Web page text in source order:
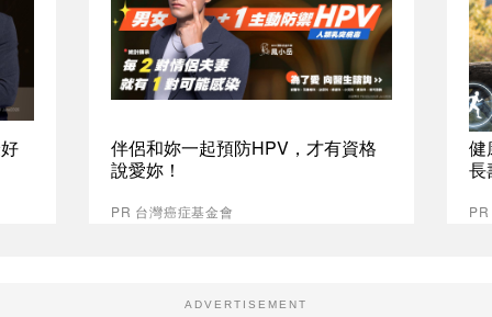
伴侶和妳一起預防HPV，才有資格
說愛妳！
PR 台灣癌症基金會
健
長
ADVERTISEMENT